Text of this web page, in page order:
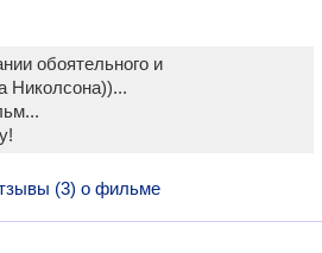
обоятельного и
Николсона))...
(3) о фильме